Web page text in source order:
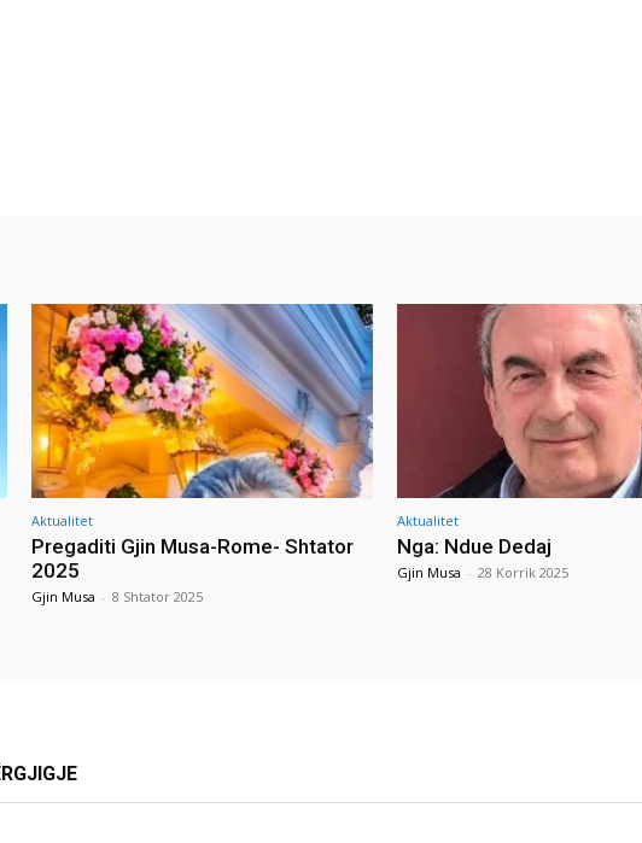
Aktualitet
Pregaditi Gjin Musa-Rome- Shtator
2025
Gjin Musa - 8 Shtator 2025
Aktualitet
Nga: Ndue Dedaj
Gjin Musa - 28 Korrik 2025